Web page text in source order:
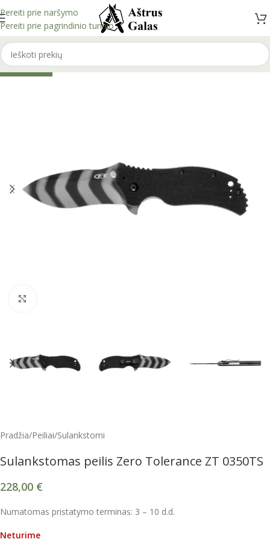
Pereiti prie naršymo
Pereiti prie pagrindinio turinio
Pradžia/Peiliai/Sulankstomi
Sulankstomas peilis Zero Tolerance ZT 0350TS
228,00 €
Numatomas pristatymo terminas: 3 – 10 d.d.
Neturime